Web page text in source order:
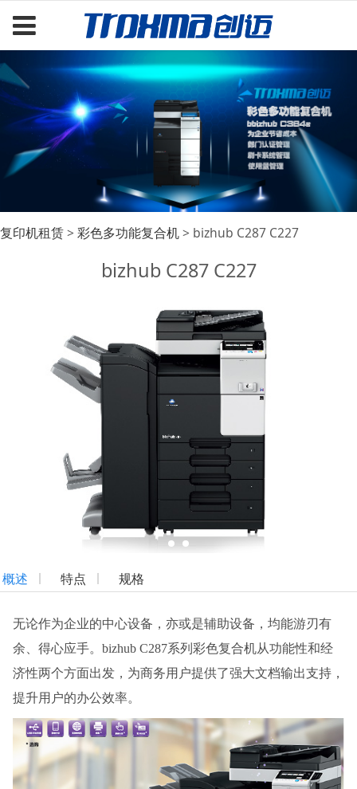
bizhub C287 C227
复印机租赁> 彩色多功能复合机> bizhub C287 C227
bizhub C287 C227
概述 特点 规格
无论作为企业的中心设备，亦或是辅助设备，均能游刃有
余、得心应手。bizhub C287系列彩色复合机从功能性和经
济性两个方面出发，为商务用户提供了强大文档输出支持，
提升用户的办公效率。